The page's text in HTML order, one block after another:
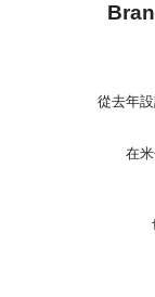
從去年
在